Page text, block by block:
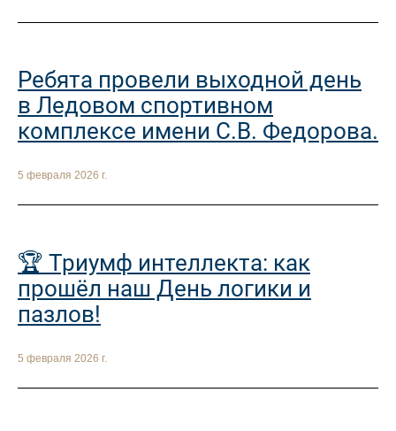
Ребята провели выходной день
в Ледовом спортивном
комплексе имени С.В. Федорова.
5 февраля 2026 г.
🏆 Триумф интеллекта: как
прошёл наш День логики и
пазлов!
5 февраля 2026 г.